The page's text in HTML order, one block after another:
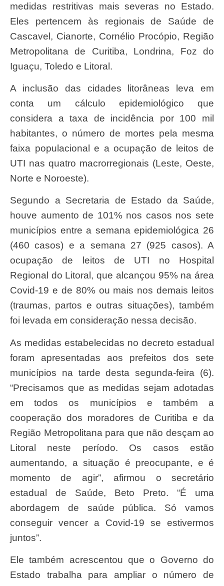
medidas restritivas mais severas no Estado.
Eles pertencem às regionais de Saúde de
Cascavel, Cianorte, Cornélio Procópio, Região
Metropolitana de Curitiba, Londrina, Foz do
Iguaçu, Toledo e Litoral.
A inclusão das cidades litorâneas leva em
conta um cálculo epidemiológico que
considera a taxa de incidência por 100 mil
habitantes, o número de mortes pela mesma
faixa populacional e a ocupação de leitos de
UTI nas quatro macrorregionais (Leste, Oeste,
Norte e Noroeste).
Segundo a Secretaria de Estado da Saúde,
houve aumento de 101% nos casos nos sete
municípios entre a semana epidemiológica 26
(460 casos) e a semana 27 (925 casos). A
ocupação de leitos de UTI no Hospital
Regional do Litoral, que alcançou 95% na área
Covid-19 e de 80% ou mais nos demais leitos
(traumas, partos e outras situações), também
foi levada em consideração nessa decisão.
As medidas estabelecidas no decreto estadual
foram apresentadas aos prefeitos dos sete
municípios na tarde desta segunda-feira (6).
“Precisamos que as medidas sejam adotadas
em todos os municípios e também a
cooperação dos moradores de Curitiba e da
Região Metropolitana para que não desçam ao
Litoral neste período. Os casos estão
aumentando, a situação é preocupante, e é
momento de agir”, afirmou o secretário
estadual de Saúde, Beto Preto. “É uma
abordagem de saúde pública. Só vamos
conseguir vencer a Covid-19 se estivermos
juntos”.
Ele também acrescentou que o Governo do
Estado trabalha para ampliar o número de